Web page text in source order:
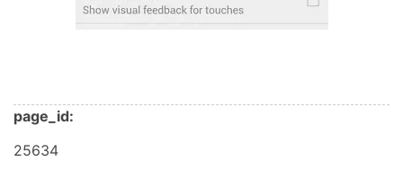
page_id:
25634